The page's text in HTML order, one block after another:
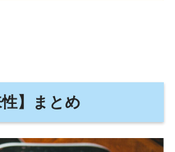
性】まとめ